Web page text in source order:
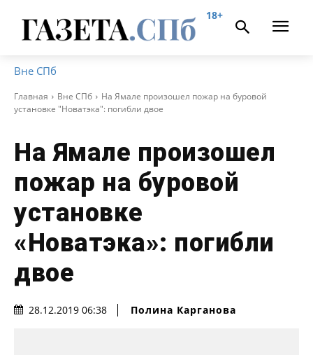
18+
Вне СПб
Главная Вне СПб
На Ямале произошел пожар на буровой
установке "Новатэка": погибли двое
На Ямале произошел
пожар на буровой
установке
«Новатэка»: погибли
двое
28.12.2019 06:38 Полина Карганова